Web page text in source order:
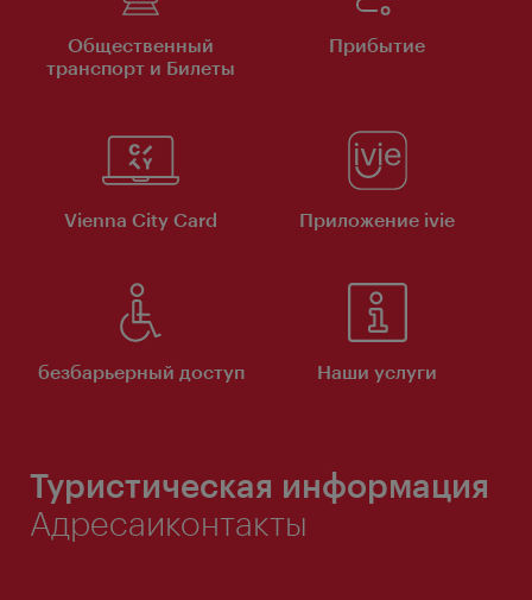
Общественный
транспорт и Билеты
Прибытие
Vienna City Card Приложение ivie
безбарьерный доступ Наши услуги
Туристическая информация
Адресаиконтакты